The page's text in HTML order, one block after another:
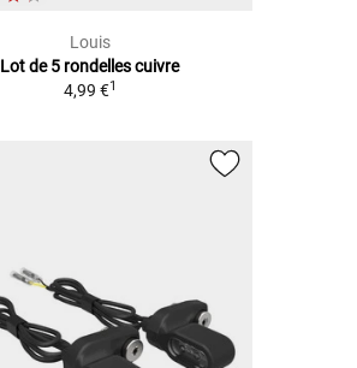
Louis
Lot de 5 rondelles cuivre
4,99 €1